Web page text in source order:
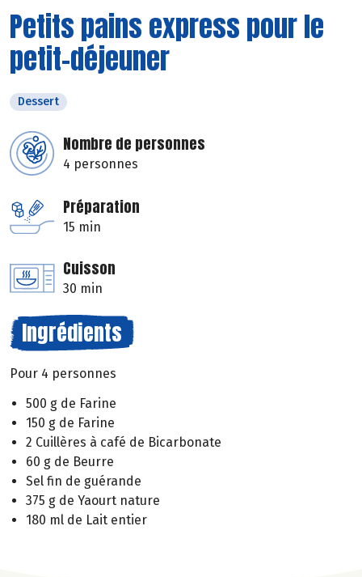
Petits pains express pour le
petit-déjeuner
Dessert
Nombre de personnes
4 personnes
Préparation
15 min
Cuisson
30 min
Ingrédients
Pour 4 personnes
500 g de Farine
150 g de Farine
2 Cuillères à café de Bicarbonate
60 g de Beurre
Sel fin de guérande
375 g de Yaourt nature
180 ml de Lait entier